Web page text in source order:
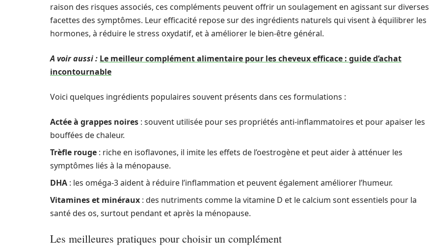
raison des risques associés, ces compléments peuvent offrir un soulagement en agissant sur diverses
facettes des symptômes. Leur efficacité repose sur des ingrédients naturels qui visent à équilibrer les
hormones, à réduire le stress oxydatif, et à améliorer le bien-être général.
A voir aussi : Le meilleur complément alimentaire pour les cheveux efficace : guide d’achat
incontournable
Voici quelques ingrédients populaires souvent présents dans ces formulations :
Actée à grappes noires : souvent utilisée pour ses propriétés anti-inflammatoires et pour apaiser les
bouffées de chaleur.
Trèfle rouge : riche en isoflavones, il imite les effets de l’oestrogène et peut aider à atténuer les
symptômes liés à la ménopause.
DHA : les oméga-3 aident à réduire l’inflammation et peuvent également améliorer l’humeur.
Vitamines et minéraux : des nutriments comme la vitamine D et le calcium sont essentiels pour la
santé des os, surtout pendant et après la ménopause.
Les meilleures pratiques pour choisir un complément